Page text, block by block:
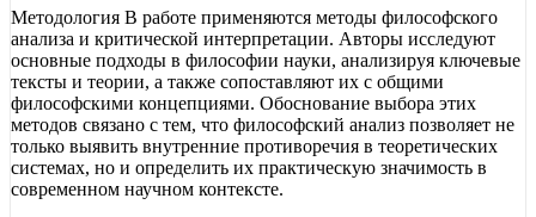
Методология В работе применяются методы философского
анализа и критической интерпретации. Авторы исследуют
основные подходы в философии науки, анализируя ключевые
тексты и теории, а также сопоставляют их с общими
философскими концепциями. Обоснование выбора этих
методов связано с тем, что философский анализ позволяет не
только выявить внутренние противоречия в теоретических
системах, но и определить их практическую значимость в
современном научном контексте.